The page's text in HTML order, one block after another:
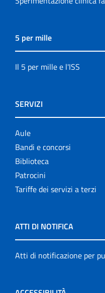
5 per mille
Il 5 per mille e l'ISS
SERVIZI
Aule
Bandi e concorsi
Biblioteca
Patrocini
Tariffe dei servizi a terzi
ATTI DI NOTIFICA
Atti di notificazione per